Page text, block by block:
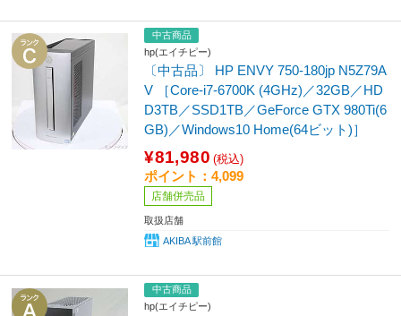
中古商品
hp(エイチピー)
〔中古品〕 HP ENVY 750-180jp N5Z79A
V ［Core-i7-6700K (4GHz)／32GB／HD
D3TB／SSD1TB／GeForce GTX 980Ti(6
GB)／Windows10 Home(64ビット)］
¥81,980 (税込)
ポイント：4,099
店舗併売品
取扱店舗
AKIBA 駅前館
中古商品
hp(エイチピー)